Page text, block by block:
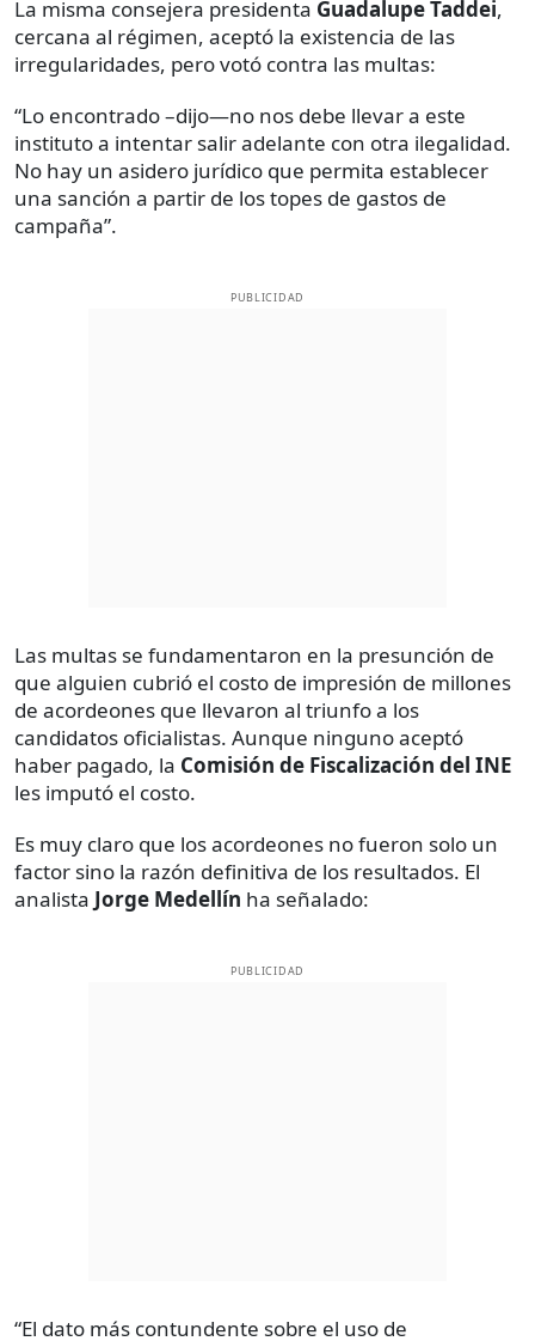
La misma consejera presidenta Guadalupe Taddei,
cercana al régimen, aceptó la existencia de las
irregularidades, pero votó contra las multas:
“Lo encontrado –dijo—no nos debe llevar a este
instituto a intentar salir adelante con otra ilegalidad.
No hay un asidero jurídico que permita establecer
una sanción a partir de los topes de gastos de
campaña”.
PUBLICIDAD
Las multas se fundamentaron en la presunción de
que alguien cubrió el costo de impresión de millones
de acordeones que llevaron al triunfo a los
candidatos oficialistas. Aunque ninguno aceptó
haber pagado, la Comisión de Fiscalización del INE
les imputó el costo.
Es muy claro que los acordeones no fueron solo un
factor sino la razón definitiva de los resultados. El
analista Jorge Medellín ha señalado:
PUBLICIDAD
“El dato más contundente sobre el uso de